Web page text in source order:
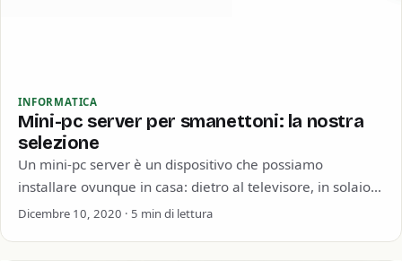
INFORMATICA
Mini-pc server per smanettoni: la nostra
selezione
Un mini-pc server è un dispositivo che possiamo
installare ovunque in casa: dietro al televisore, in solaio,
in cantina e addirittura all’aperto. Gli…
Dicembre 10, 2020 · 5 min di lettura